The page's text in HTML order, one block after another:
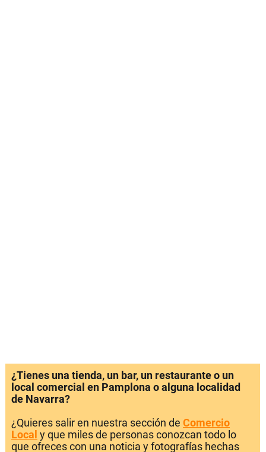
¿Tienes una tienda, un bar, un restaurante o un
local comercial en Pamplona o alguna localidad
de Navarra?
¿Quieres salir en nuestra sección de Comercio
Local y que miles de personas conozcan todo lo
que ofreces con una noticia y fotografías hechas